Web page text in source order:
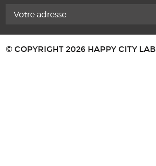
© COPYRIGHT 2026 HAPPY CITY LAB